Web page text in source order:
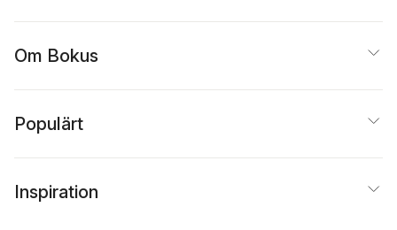
Om Bokus
Populärt
Inspiration